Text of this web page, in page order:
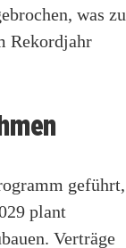
was zu
Rekordjahr
geführt,
plant
Verträge